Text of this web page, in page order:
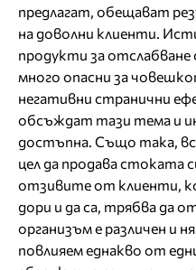
предлагат, обещават
на доволни клиенти.
продукти за отслабване
много опасни за
негативни странични
обсъждат тази тема и
достъпна. Също така,
цел да продава стоката
отзивите от клиенти,
дори и да са, трябва да
организъм е различен и
повлияем еднакво от